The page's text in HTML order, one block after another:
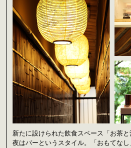
新たに設けられた飲食スペース「お茶
夜はバーというスタイル。「おもてな